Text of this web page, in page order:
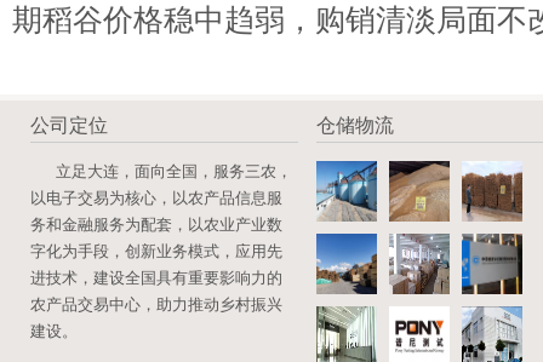
期稻谷价格稳中趋弱，购销清淡局面不
公司定位
立足大连，面向全国，服务三农，
以电子交易为核心，以农产品信息服
务和金融服务为配套，以农业产业数
字化为手段，创新业务模式，应用先
进技术，建设全国具有重要影响力的
农产品交易中心，助力推动乡村振兴
建设。
仓储物流